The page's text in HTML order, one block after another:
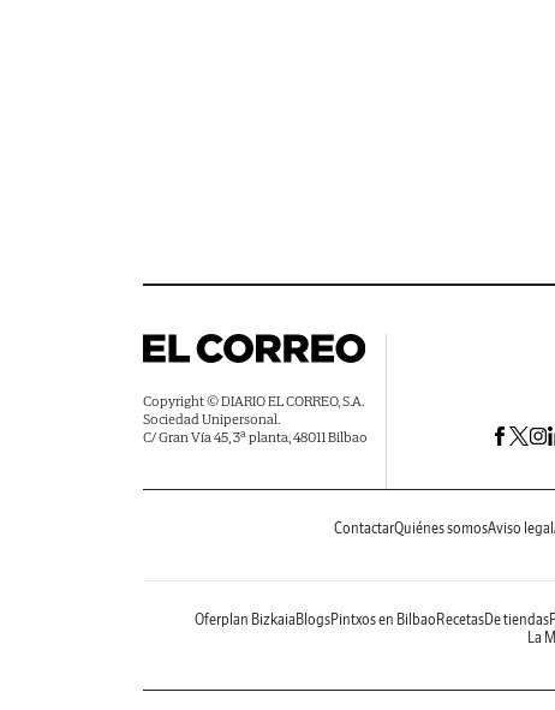
Copyright © DIARIO EL CORREO, S.A.
Sociedad Unipersonal.
C/ Gran Vía 45, 3ª planta, 48011 Bilbao
ContactarQuiénes somosAviso legal
Oferplan Bizkaia BlogsPintxos en Bilbao RecetasDe tiendas
La